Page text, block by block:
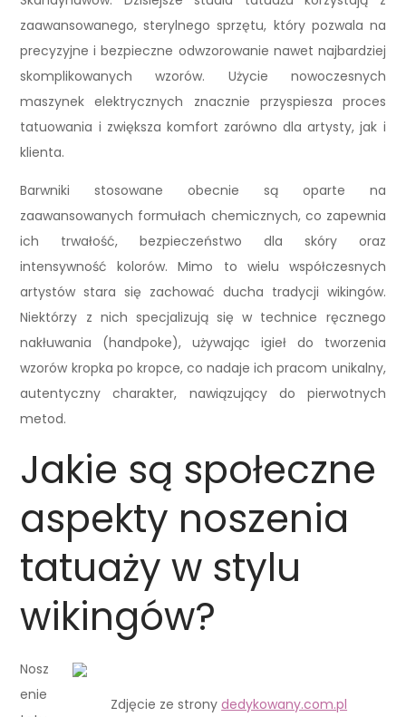
zaawansowanego, sterylnego sprzętu, który pozwala na
precyzyjne i bezpieczne odwzorowanie nawet najbardziej
skomplikowanych wzorów. Użycie nowoczesnych
maszynek elektrycznych znacznie przyspiesza proces
tatuowania i zwiększa komfort zarówno dla artysty, jak i
klienta.
Barwniki stosowane obecnie są oparte na
zaawansowanych formułach chemicznych, co zapewnia
ich trwałość, bezpieczeństwo dla skóry oraz
intensywność kolorów. Mimo to wielu współczesnych
artystów stara się zachować ducha tradycji wikingów.
Niektórzy z nich specjalizują się w technice ręcznego
nakłuwania (handpoke), używając igieł do tworzenia
wzorów kropka po kropce, co nadaje ich pracom unikalny,
autentyczny charakter, nawiązujący do pierwotnych
metod.
Jakie są społeczne
aspekty noszenia
tatuaży w stylu
wikingów?
Zdjęcie ze stronydedykowany.com.pl
Nosz
enie